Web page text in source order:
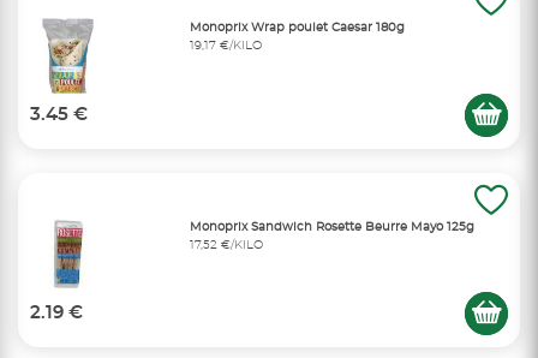
Monoprix Wrap poulet Caesar 180g
19,17 €/KILO
3.45 €
Monoprix Sandwich Rosette Beurre Mayo 125g
17,52 €/KILO
2.19 €